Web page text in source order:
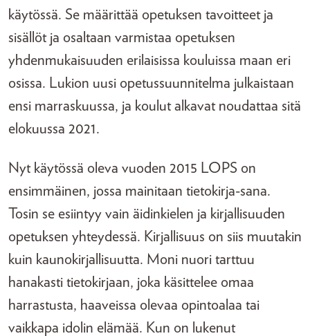
käytössä. Se määrittää opetuksen tavoitteet ja
sisällöt ja osaltaan varmistaa opetuksen
yhdenmukaisuuden erilaisissa kouluissa maan eri
osissa. Lukion uusi opetussuunnitelma julkaistaan
ensi marraskuussa, ja koulut alkavat noudattaa sitä
elokuussa 2021.
Nyt käytössä oleva vuoden 2015 LOPS on
ensimmäinen, jossa mainitaan tietokirja-sana.
Tosin se esiintyy vain äidinkielen ja kirjallisuuden
opetuksen yhteydessä. Kirjallisuus on siis muutakin
kuin kaunokirjallisuutta. Moni nuori tarttuu
hanakasti tietokirjaan, joka käsittelee omaa
harrastusta, haaveissa olevaa opintoalaa tai
vaikkapa idolin elämää. Kun on lukenut